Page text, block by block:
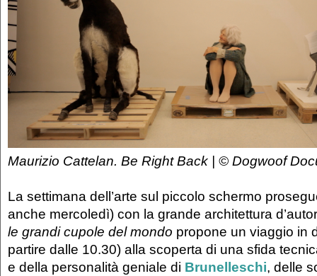
Maurizio Cattelan. Be Right Back | © Dogwoof
La settimana dell’arte sul piccolo schermo
anche mercoledì) con la grande architettura
le grandi cupole del mondo propone un viaggio in
partire dalle 10.30) alla scoperta di una sfida
e della personalità geniale di Brunelleschi, delle